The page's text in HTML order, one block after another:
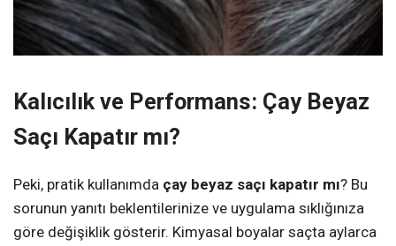
Kalıcılık ve Performans: Çay Beyaz
Saçı Kapatır mı?
Peki, pratik kullanımda çay beyaz saçı kapatır mı? Bu
sorunun yanıtı beklentilerinize ve uygulama sıklığınıza
göre değişiklik gösterir. Kimyasal boyalar saçta aylarca